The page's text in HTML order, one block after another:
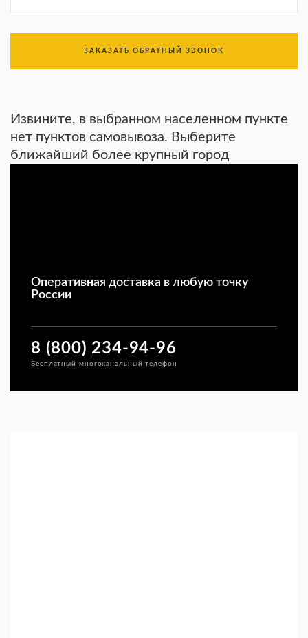
ЗАКАЗАТЬ ОБРАТНЫЙ ЗВОНОК
Извините, в выбранном населенном пункте
нет пунктов самовывоза. Выберите
ближайший более крупный город
Оперативная доставка в любую точку
России
8 (800) 234-94-96
Бесплатный многоканальный телефон